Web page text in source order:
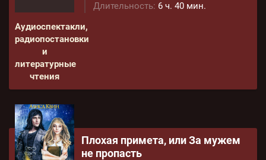
Аудиоспектакли,
радиопостановки
и
литературные
чтения
Длительность: 6 ч. 40 мин.
Плохая примета, или За мужем
не пропасть